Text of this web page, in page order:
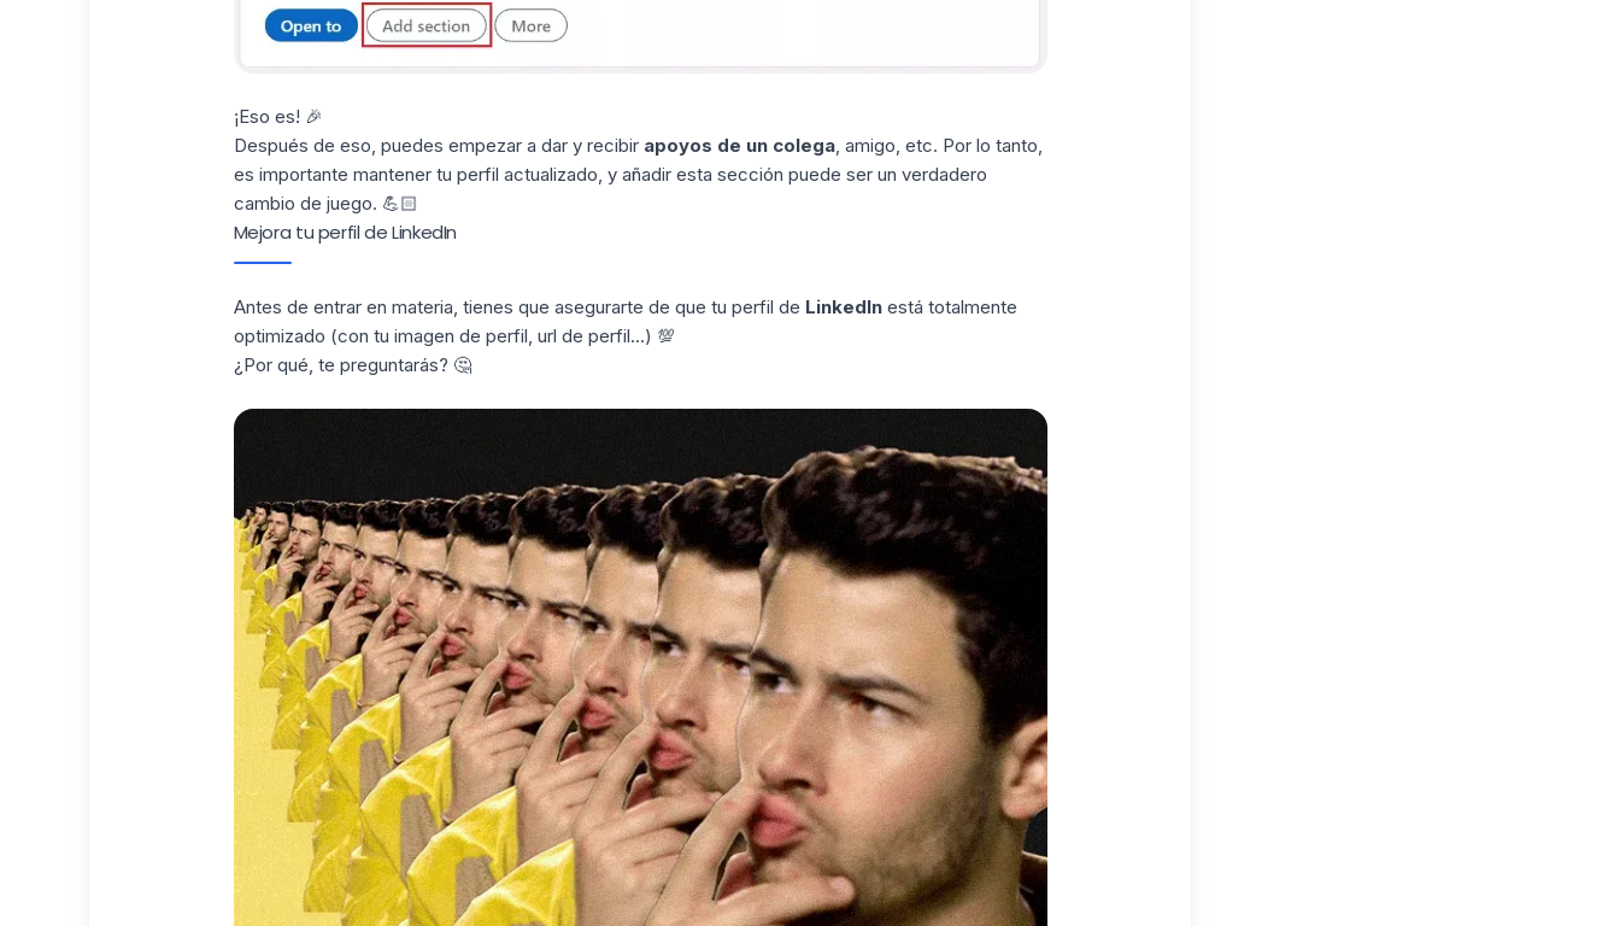
¡Eso es! 🎉
Después de eso, puedes empezar a dar y recibir apoyos de un colega, amigo, etc. Por lo tanto,
es importante mantener tu perfil actualizado, y añadir esta sección puede ser un verdadero
cambio de juego. 💪🏻
Mejora tu perfil de LinkedIn
Antes de entrar en materia, tienes que asegurarte de que tu perfil de LinkedInestá totalmente
optimizado (con tu imagen de perfil, url de perfil...) 💯
¿Por qué, te preguntarás? 🤔